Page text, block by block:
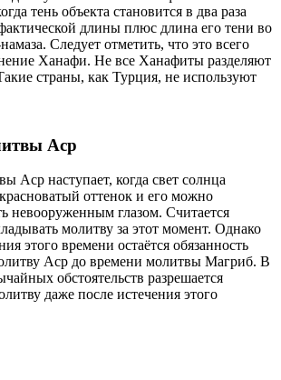
тень объекта становится в два раза
длины плюс длина его тени во
Следует отметить, что это всего
Ханафи. Не все Ханафиты разделяют
страны, как Турция, не используют
Аср
Аср наступает, когда свет солнца
оттенок и его можно
невооруженным глазом. Считается
молитву за этот момент. Однако
этого времени остаётся обязанность
Аср до времени молитвы Магриб. В
обстоятельств разрешается
даже после истечения этого